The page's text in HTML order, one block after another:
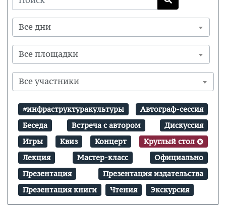
Все дни
Все площадки
Все участники
#инфраструктуракультуры
Автограф-сессия
Беседа
Встреча с автором
Дискуссия
Игры
Квиз Концерт
Круглый стол
Лекция
Мастер-класс
Официально
Презентация
Презентация издательства
Презентация книги
Чтения Экскурсия